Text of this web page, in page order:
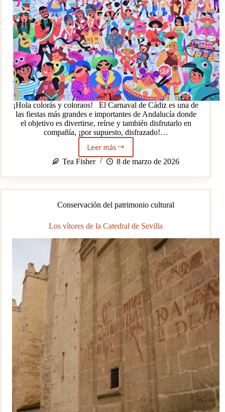
¡Hola colorás y coloraos! El Carnaval de Cádiz es una de
las fiestas más grandes e importantes de Andalucía donde
el objetivo es divertirse, reírse y también disfrutarlo en
compañía, ¡por supuesto, disfrazado!…
Leer másCarnaval
de
y
la
de
estudiante
movilidad
Tea Fisher 8 de marzo de 2026
Conservación del patrimonio cultural
Los vítores de la Catedral de Sevilla